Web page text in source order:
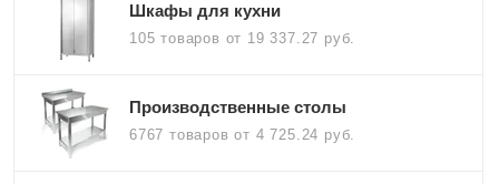
Шкафы для кухни
105 товаров от 19 337.27 руб.
Производственные столы
6767 товаровот 4 725.24 руб.